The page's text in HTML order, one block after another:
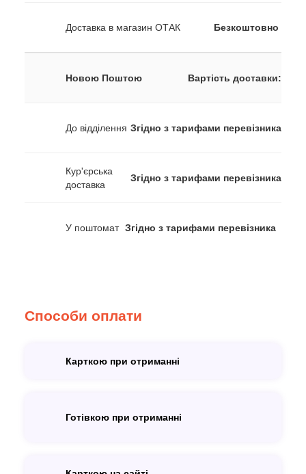
Доставка в магазин ОТАК Безкоштовно
Новою Поштою Вартість доставки:
До відділення Згідно з тарифами перевізника
Кур'єрська
доставка
Згідно з тарифами перевізника
У поштомат Згідно з тарифами перевізника
Способи оплати
Карткою при отриманні
Готівкою при отриманні